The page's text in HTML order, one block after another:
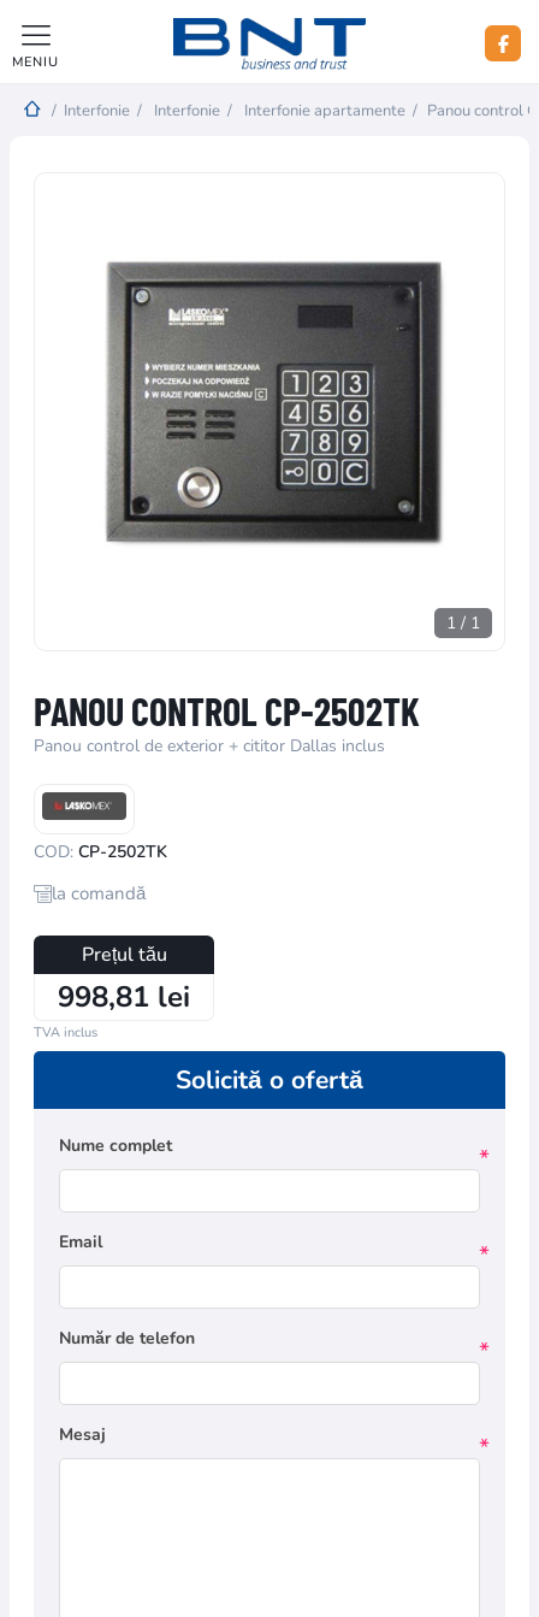
MENIU
/ Interfonie / Interfonie / Interfonie apartamente / Panou control
1 / 1
PANOU CONTROL CP-2502TK
Panou control de exterior + cititor Dallas inclus
COD: CP-2502TK
la comandă
Prețul tău
998,81 lei
TVA inclus
Solicită o ofertă
Nume complet *
Email *
Număr de telefon *
Mesaj *